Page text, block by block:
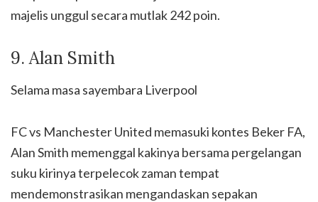
majelis unggul secara mutlak 242 poin.
9. Alan Smith
Selama masa sayembara Liverpool
FC vs Manchester United memasuki kontes Beker FA,
Alan Smith memenggal kakinya bersama pergelangan
suku kirinya terpelecok zaman tempat
mendemonstrasikan mengandaskan sepakan